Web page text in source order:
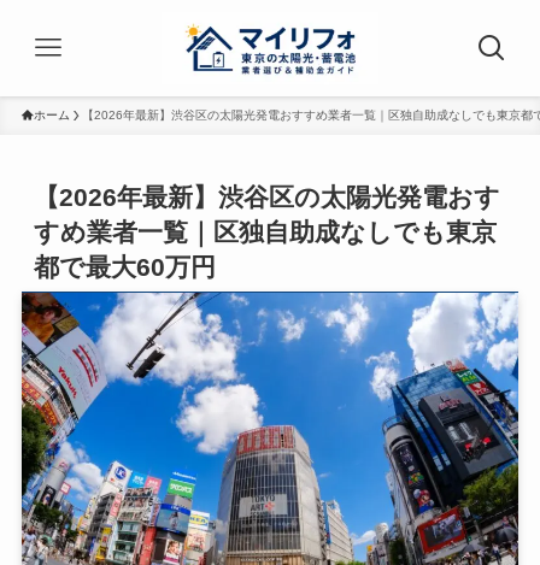
ホーム 【2026年最新】渋谷区の太陽光発電おすすめ業者一覧｜区独自助成なしでも東京都
【2026年最新】渋谷区の太陽光発電おす
すめ業者一覧｜区独自助成なしでも東京
都で最大60万円